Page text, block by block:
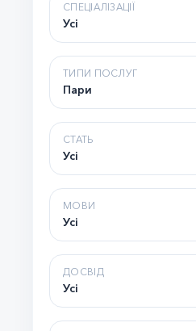
СПЕЦІАЛІЗАЦІЇ
Усі
ТИПИ ПОСЛУГ
Пари
СТАТЬ
Усі
МОВИ
Усі
ДОСВІД
Усі